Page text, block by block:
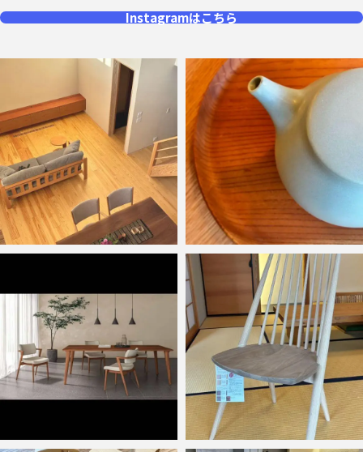
Instagramはこちら